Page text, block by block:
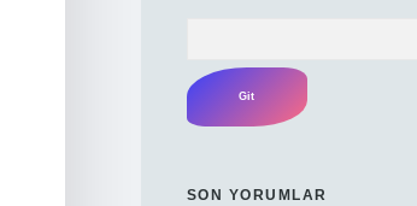
SON YORUMLAR